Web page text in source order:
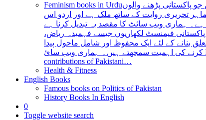
Feminism books in Urduپاکستانی پڑھنے والوں
تحریری روایت کے ساتھ ملک ہے اور اردو اس
ہے۔ ہماری ویب سائٹ کا مقصد یہ تبدیل کرنا ہے
فیمنسٹ لکھاریوں جیسے فہمیدہ ریاض،
بنانے کے لئے ایک محفوظ اور شامل ماحول پیدا
کرنے کی اہمیت سمجھتے ہیں۔ ہماری ویب سائ Pakistan is a country with a rich literary tradition, and Urdu has been an integral part of this tradition for centuries. However, despite the significant
contributions of Pakistani…
Health & Fitness
English Books
Famous books on Politics of Pakistan
History Books In English
0
Toggle website search